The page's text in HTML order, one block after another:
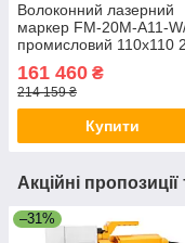
Волоконний лазерний
маркер FM-20M-A11-
промисловий 110x110
Вт, з підтримкою
поворотної осі
161 460 ₴
214 159 ₴
Купити
Акційні
–31%